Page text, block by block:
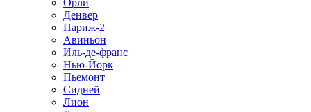
Орли
Денвер
Париж-2
Авиньон
Иль-де-франс
Нью-Йорк
Пьемонт
Сидней
Лион